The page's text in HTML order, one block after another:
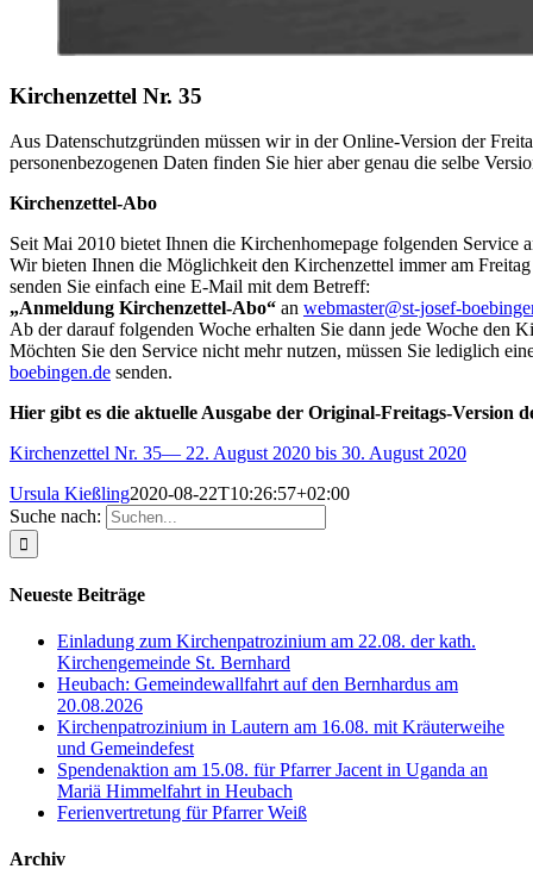
Kirchenzettel Nr. 35
Aus Datenschutzgründen müssen wir in der Online-Version der
personenbezogenen Daten finden Sie hier aber genau die selbe
Kirchenzettel-Abo
Seit Mai 2010 bietet Ihnen die Kirchenhomepage folgenden Service
Wir bieten Ihnen die Möglichkeit den Kirchenzettel immer am
senden Sie einfach eine E-Mail mit dem Betreff:
„Anmeldung Kirchenzettel-Abo“ an webmaster@st-josef-
Ab der darauf folgenden Woche erhalten Sie dann jede Woche den
Möchten Sie den Service nicht mehr nutzen, müssen Sie lediglich
boebingen.de senden.
Hier gibt es die aktuelle Ausgabe der Original-Freitags-Version
Kirchenzettel Nr. 35— 22. August 2020 bis 30. August 2020
Ursula Kießling2020-08-22T10:26:57+02:00
Suche nach:
Neueste Beiträge
Einladung zum Kirchenpatrozinium am 22.08. der kath.
Kirchengemeinde St. Bernhard
Heubach: Gemeindewallfahrt auf den Bernhardus am
20.08.2026
Kirchenpatrozinium in Lautern am 16.08. mit Kräuterweihe
und Gemeindefest
Spendenaktion am 15.08. für Pfarrer Jacent in Uganda an
Mariä Himmelfahrt in Heubach
Ferienvertretung für Pfarrer Weiß
Archiv